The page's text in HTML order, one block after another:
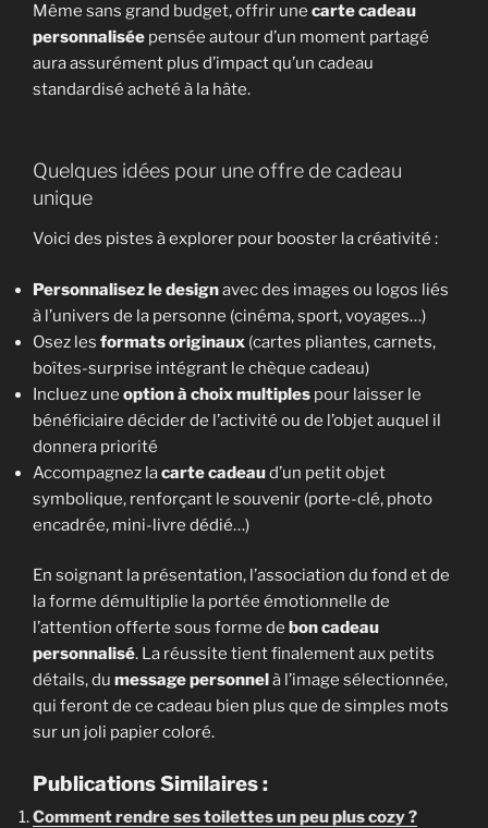
Même sans grand budget, offrir une carte cadeau
personnalisée pensée autour d’un moment partagé
aura assurément plus d’impact qu’un cadeau
standardisé acheté à la hâte.
Quelques idées pour une offre de cadeau
unique
Voici des pistes à explorer pour booster la créativité :
Personnalisez le designavec des images ou logos liés
à l’univers de la personne (cinéma, sport, voyages…)
Osez les formats originaux (cartes pliantes, carnets,
boîtes-surprise intégrant le chèque cadeau)
Incluez une option à choix multiples pour laisser le
bénéficiaire décider de l’activité ou de l’objet auquel il
donnera priorité
Accompagnez lacarte cadeaud’un petit objet
symbolique, renforçant le souvenir (porte-clé, photo
encadrée, mini-livre dédié…)
En soignant la présentation, l’association du fond et de
la forme démultiplie la portée émotionnelle de
l’attention offerte sous forme de bon cadeau
personnalisé. La réussite tient finalement aux petits
détails, du message personnel à l’image sélectionnée,
qui feront de ce cadeau bien plus que de simples mots
sur un joli papier coloré.
Publications Similaires :
Comment rendre ses toilettes un peu plus cozy ?